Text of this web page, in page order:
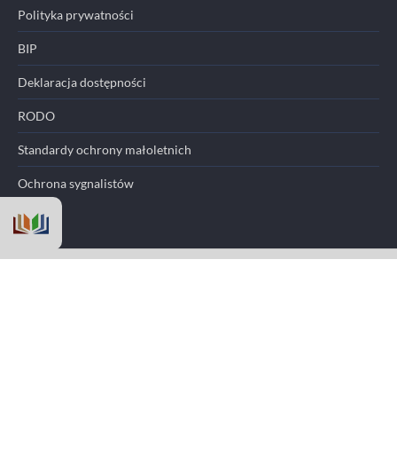
Polityka prywatności
BIP
Deklaracja dostępności
RODO
Standardy ochrony małoletnich
Ochrona sygnalistów